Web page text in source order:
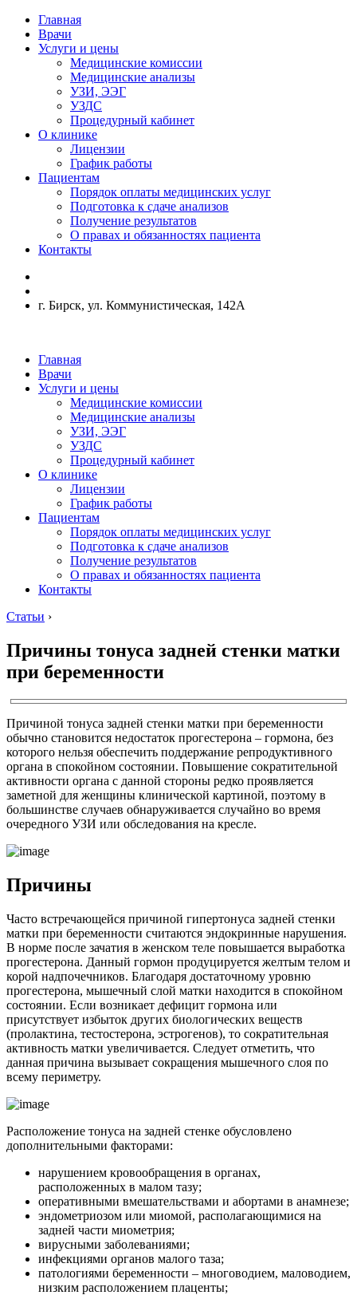
Главная
Врачи
Услуги и цены
Медицинские комиссии
Медицинские анализы
УЗИ, ЭЭГ
УЗДС
Процедурный кабинет
О клинике
Лицензии
График работы
Пациентам
Порядок оплаты медицинских услуг
Подготовка к сдаче анализов
Получение результатов
О правах и обязанностях пациента
Контакты
г. Бирск, ул. Коммунистическая, 142А
Главная
Врачи
Услуги и цены
Медицинские комиссии
Медицинские анализы
УЗИ, ЭЭГ
УЗДС
Процедурный кабинет
О клинике
Лицензии
График работы
Пациентам
Порядок оплаты медицинских услуг
Подготовка к сдаче анализов
Получение результатов
О правах и обязанностях пациента
Контакты
Статьи ›
Причины тонуса задней стенки матки
при беременности
Причиной тонуса задней стенки матки при беременности
обычно становится недостаток прогестерона – гормона, без
которого нельзя обеспечить поддержание репродуктивного
органа в спокойном состоянии. Повышение сократительной
активности органа с данной стороны редко проявляется
заметной для женщины клинической картиной, поэтому в
большинстве случаев обнаруживается случайно во время
очередного УЗИ или обследования на кресле.
Причины
Часто встречающейся причиной гипертонуса задней стенки
матки при беременности считаются эндокринные нарушения.
В норме после зачатия в женском теле повышается выработка
прогестерона. Данный гормон продуцируется желтым телом и
корой надпочечников. Благодаря достаточному уровню
прогестерона, мышечный слой матки находится в спокойном
состоянии. Если возникает дефицит гормона или
присутствует избыток других биологических веществ
(пролактина, тестостерона, эстрогенов), то сократительная
активность матки увеличивается. Следует отметить, что
данная причина вызывает сокращения мышечного слоя по
всему периметру.
Расположение тонуса на задней стенке обусловлено
дополнительными факторами:
нарушением кровообращения в органах,
расположенных в малом тазу;
оперативными вмешательствами и абортами в анамнезе;
эндометриозом или миомой, располагающимися на
задней части миометрия;
вирусными заболеваниями;
инфекциями органов малого таза;
патологиями беременности – многоводием, маловодием,
низким расположением плаценты;